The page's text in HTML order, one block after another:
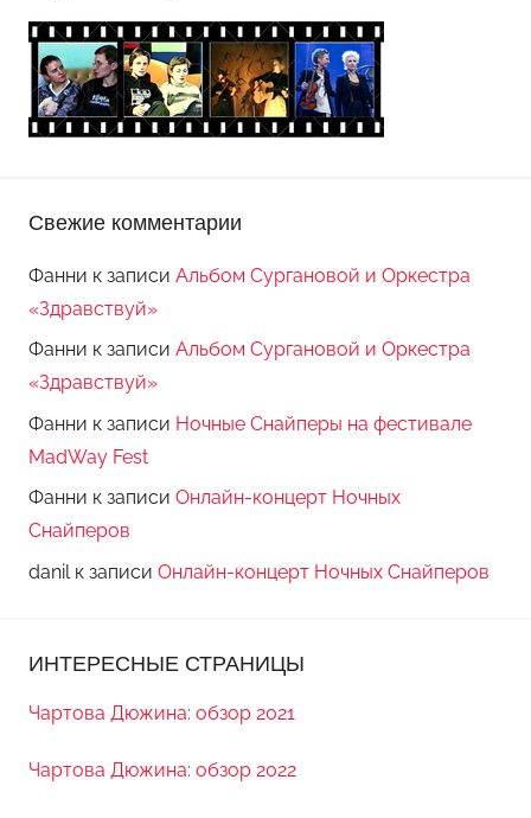
Свежие комментарии
Фанни к записи Альбом Сургановой и Оркестра
«Здравствуй»
Фанни к записи Альбом Сургановой и Оркестра
«Здравствуй»
Фанни к записи Ночные Снайперы на фестивале
MadWay Fest
Фанни к записи Онлайн-концерт Ночных
Снайперов
danil к записи Онлайн-концерт Ночных Снайперов
ИНТЕРЕСНЫЕ СТРАНИЦЫ
Чартова Дюжина: обзор 2021
Чартова Дюжина: обзор 2022